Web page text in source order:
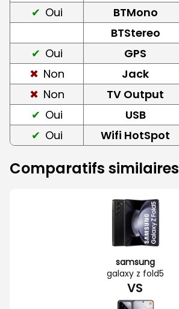
Oui
BTMono
BTStereo
Oui
GPS
Non
Jack
Non
TV Output
Oui
USB
Oui
Wifi HotSpot
Comparatifs similaires
samsung
galaxy z fold5
VS